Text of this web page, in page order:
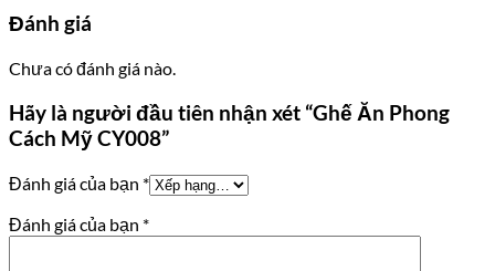
Đánh giá
Chưa có đánh giá nào.
Hãy là người đầu tiên nhận xét “Ghế Ăn Phong
Cách Mỹ CY008”
Đánh giá của bạn *
Đánh giá của bạn *